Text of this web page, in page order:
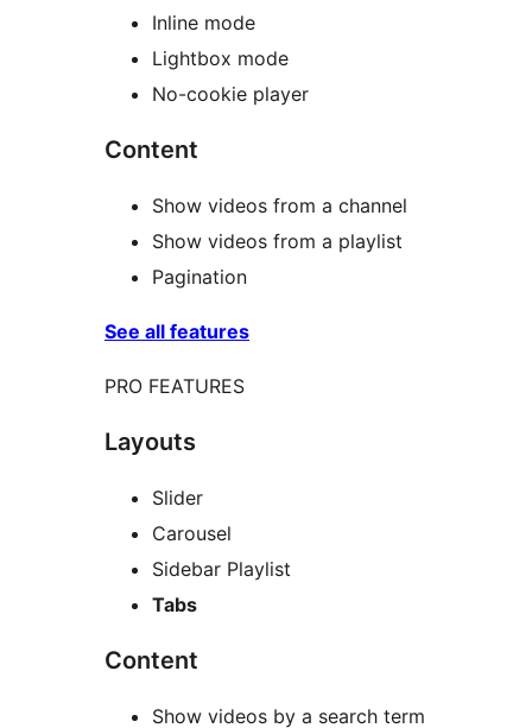
Inline mode
Lightbox mode
No-cookie player
Content
Show videos from a channel
Show videos from a playlist
Pagination
See all features
PRO FEATURES
Layouts
Slider
Carousel
Sidebar Playlist
Tabs
Content
Show videos by a search term